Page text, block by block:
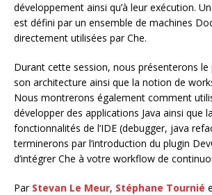
développement ainsi qu’à leur exécution.
est défini par un ensemble de machines
directement utilisées par Che.
Durant cette session, nous présenterons le
son architecture ainsi que la notion de
Nous montrerons également comment
développer des applications Java ainsi que
fonctionnalités de l’IDE (debugger, java
terminerons par l’introduction du plugin
d’intégrer Che à votre workflow de
Par Stevan Le Meur, Stéphane Tournié